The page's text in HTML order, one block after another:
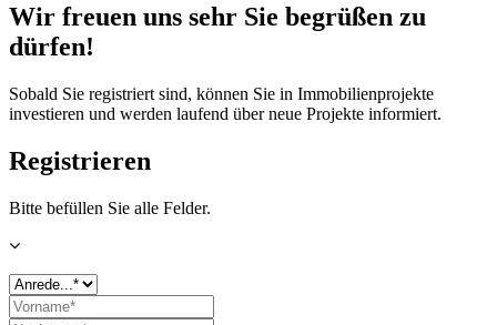
Wir freuen uns sehr Sie begrüßen zu
dürfen!
Sobald Sie registriert sind, können Sie in Immobilienprojekte
investieren und werden laufend über neue Projekte informiert.
Registrieren
Bitte befüllen Sie alle Felder.